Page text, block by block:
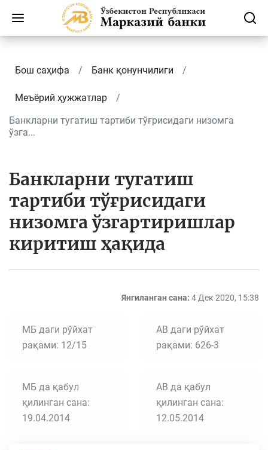
Бош саҳифа Банк қонунчилиги
Меъёрий ҳужжатлар
Банкларни тугатиш тартиби тўғрисидаги низомга
ўзга...
Банкларни тугатиш
тартиби тўғрисидаги
низомга ўзгартиришлар
киритиш ҳақида
Янгиланган сана: 4 Дек 2020, 15:38
МБ даги рўйхат
рақами: 12/15
АВ даги рўйхат
рақами: 626-3
МБ да қабул
қилинган сана:
19.04.2014
АВ да қабул
қилинган сана:
12.05.2014